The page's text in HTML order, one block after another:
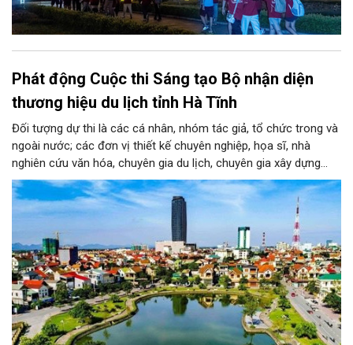
Phát động Cuộc thi Sáng tạo Bộ nhận diện
thương hiệu du lịch tỉnh Hà Tĩnh
Đối tượng dự thi là các cá nhân, nhóm tác giả, tổ chức trong và
ngoài nước; các đơn vị thiết kế chuyên nghiệp, họa sĩ, nhà
nghiên cứu văn hóa, chuyên gia du lịch, chuyên gia xây dựng
thương hiệu cùng những người yêu thích sáng tạo. Mỗi tác giả
hoặc nhóm tác giả được gửi tối đa 03 tác phẩm ở mỗi giai
đoạn.